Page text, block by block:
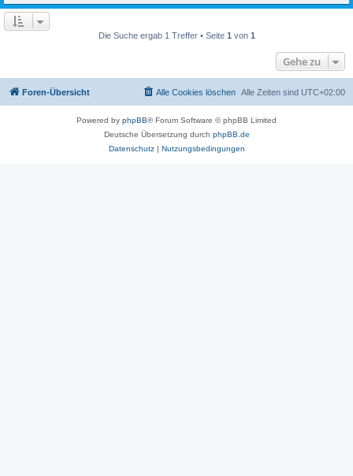
Die Suche ergab 1 Treffer • Seite 1 von 1
Gehe zu
Foren-Übersicht Alle Zeiten sind UTC+02:00
Alle Cookies löschen
Powered by phpBB® Forum Software © phpBB Limited
Deutsche Übersetzung durch phpBB.de
Datenschutz| Nutzungsbedingungen